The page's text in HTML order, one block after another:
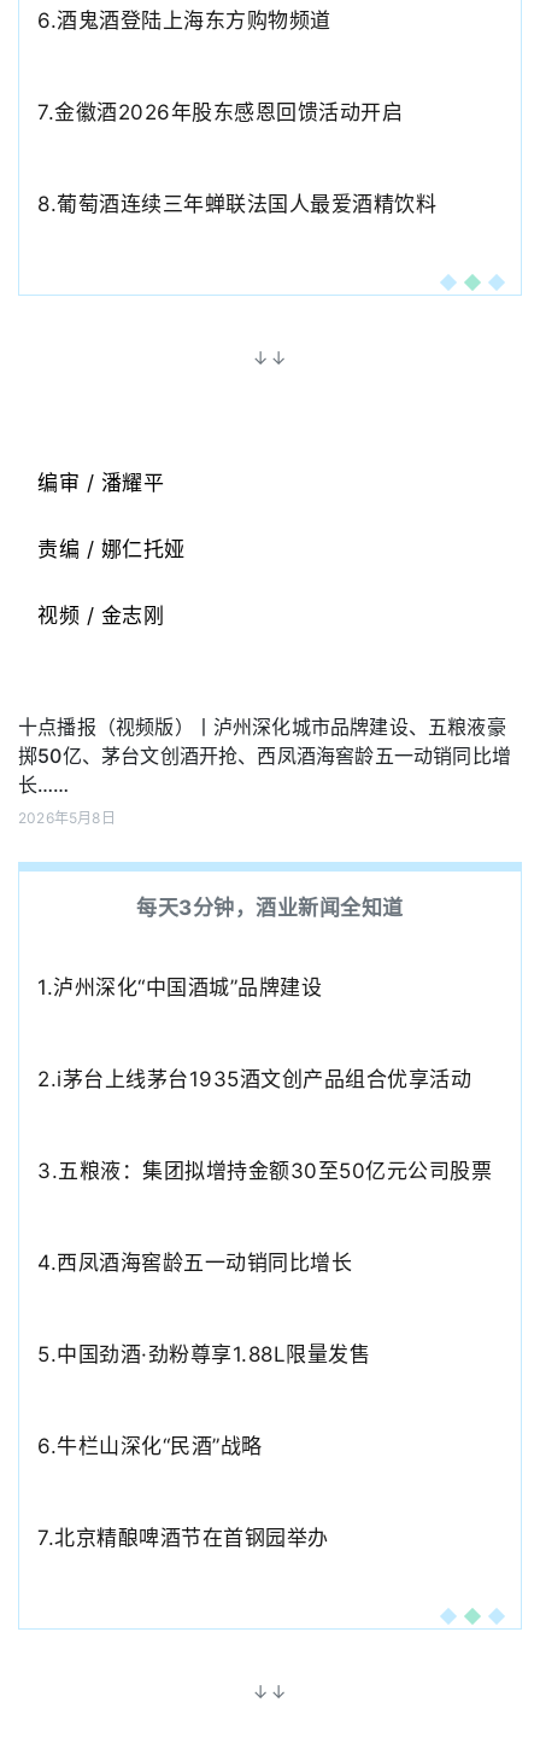
6.酒鬼酒登陆上海东方购物频道
7.金徽酒2026年股东感恩回馈活动开启
8.葡萄酒连续三年蝉联法国人最爱酒精饮料
↓↓
编审 / 潘耀平
责编 / 娜仁托娅
视频 / 金志刚
十点播报（视频版）丨泸州深化城市品牌建设、五粮液豪
掷50亿、茅台文创酒开抢、西凤酒海窖龄五一动销同比增
长……
2026年5月8日
每天3分钟，酒业新闻全知道
1.泸州深化“中国酒城”品牌建设
2.i茅台上线茅台1935酒文创产品组合优享活动
3.五粮液：集团拟增持金额30至50亿元公司股票
4.西凤酒海窖龄五一动销同比增长
5.中国劲酒·劲粉尊享1.88L限量发售
6.牛栏山深化“民酒”战略
7.北京精酿啤酒节在首钢园举办
↓↓